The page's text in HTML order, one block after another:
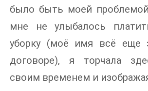
было быть моей
мне не улыбалось
уборку (моё имя всё еще
договоре), я торчала
своим временем и